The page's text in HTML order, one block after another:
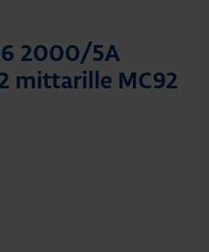
2000/5A
mittarille MC92